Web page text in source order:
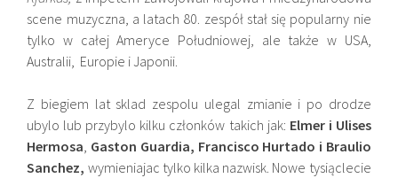
scene muzyczna, a latach 80. zespół stał się popularny nie
tylko w całej Ameryce Południowej, ale także w USA,
Australii, Europie i Japonii.
Z biegiem lat sklad zespolu ulegal zmianie i po drodze
ubylo lub przybylo kilku członków takich jak: Elmer i Ulises
Hermosa, Gaston Guardia, Francisco Hurtado i Braulio
Sanchez, wymieniajac tylko kilka nazwisk. Nowe tysiąclecie